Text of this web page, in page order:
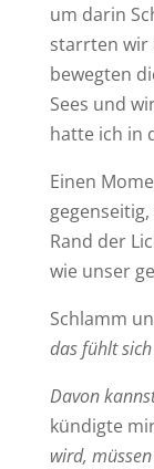
um darin
starrten wir
bewegten
Sees und
hatte ich in
Einen
Rand der
wie unser
Schlamm
das fühlt
Davon
kündigte
wird,